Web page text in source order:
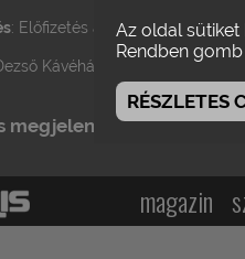
: Előfizetés ára egy évre (4
Kávéház Kulturális
megjelenését támogatja:
magazin
Az oldal sütiket
Rendben
RÉSZLETES